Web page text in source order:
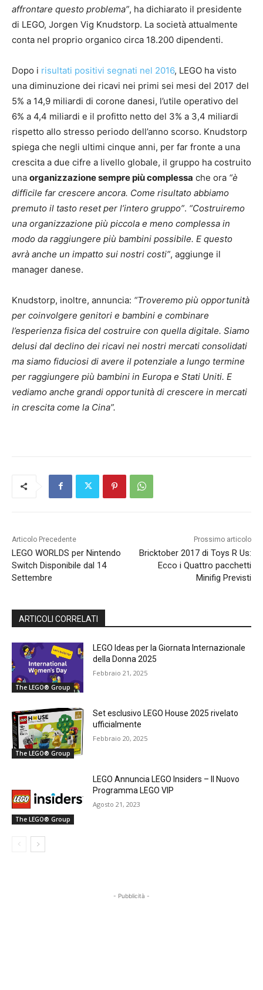
affrontare questo problema”, ha dichiarato il presidente
di LEGO, Jorgen Vig Knudstorp. La società attualmente
conta nel proprio organico circa 18.200 dipendenti.
Dopo i risultati positivi segnati nel 2016, LEGO ha visto
una diminuzione dei ricavi nei primi sei mesi del 2017 del
5% a 14,9 miliardi di corone danesi, l’utile operativo del
6% a 4,4 miliardi e il profitto netto del 3% a 3,4 miliardi
rispetto allo stresso periodo dell’anno scorso. Knudstorp
spiega che negli ultimi cinque anni, per far fronte a una
crescita a due cifre a livello globale, il gruppo ha costruito
una organizzazione sempre più complessa che ora “è
difficile far crescere ancora. Come risultato abbiamo
premuto il tasto reset per l’intero gruppo”. “Costruiremo
una organizzazione più piccola e meno complessa in
modo da raggiungere più bambini possibile. E questo
avrà anche un impatto sui nostri costi”, aggiunge il
manager danese.
Knudstorp, inoltre, annuncia: “Troveremo più opportunità
per coinvolgere genitori e bambini e combinare
l’esperienza fisica del costruire con quella digitale. Siamo
delusi dal declino dei ricavi nei nostri mercati consolidati
ma siamo fiduciosi di avere il potenziale a lungo termine
per raggiungere più bambini in Europa e Stati Uniti. E
vediamo anche grandi opportunità di crescere in mercati
in crescita come la Cina”.
Articolo Precedente
LEGO WORLDS per Nintendo
Switch Disponibile dal 14
Settembre
Prossimo articolo
Bricktober 2017 di Toys R Us:
Ecco i Quattro pacchetti
Minifig Previsti
ARTICOLI CORRELATI
The LEGO® Group
LEGO Ideas per la Giornata Internazionale
della Donna 2025
Febbraio 21, 2025
The LEGO® Group
Set esclusivo LEGO House 2025 rivelato
ufficialmente
Febbraio 20, 2025
The LEGO® Group
LEGO Annuncia LEGO Insiders – Il Nuovo
Programma LEGO VIP
Agosto 21, 2023
- Pubblicità -